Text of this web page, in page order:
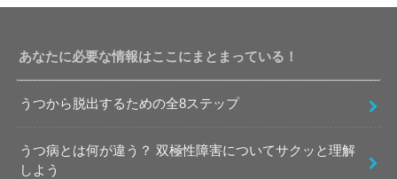
あなたに必要な情報はここにまとまっている！
うつから脱出するための全8ステップ
うつ病とは何が違う？ 双極性障害についてサクッと理解
しよう